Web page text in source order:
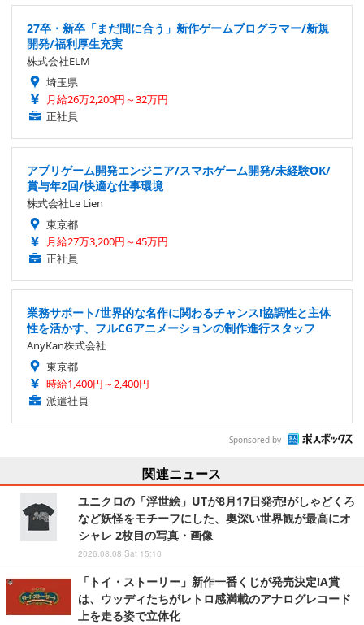
27卒・新卒「まだ間に合う」新作ゲームプログラマー/新規
開発/福利厚生充実
株式会社ELM
埼玉県
月給26万2,200円～32万円
正社員
アプリゲーム開発エンジニア/スマホゲーム開発/未経験OK/
賞与年2回/快適な仕事環境
株式会社Le Lien
東京都
月給27万3,200円～45万円
正社員
業務サポート/世界的な名作に関わるチャンス!協調性と主体
性を活かす、フルCGアニメーションの制作進行スタッフ
AnyKan株式会社
東京都
時給1,400円～2,400円
派遣社員
Sponsored by
関連ニュース
ユニクロの「浮世絵」UTが8月17日発売!がしゃどくろ
など妖怪をモチーフにした、奥深い世界観が最高にオ
シャレ 2枚目の写真・画像
2026.08.08 Sat 15:10
「トイ・ストーリー」新作一番くじが発売決定!A賞
は、ウッディたちがレトロ感満載のアナログレコード
上を走る姿で立体化